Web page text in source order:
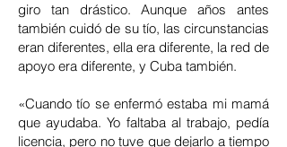
giro tan drástico. Aunque años antes
también cuidó de su tío, las circunstancias
eran diferentes, ella era diferente, la red de
apoyo era diferente, y Cuba también.
«Cuando tío se enfermó estaba mi mamá
que ayudaba. Yo faltaba al trabajo, pedía
licencia, pero no tuve que dejarlo a tiempo